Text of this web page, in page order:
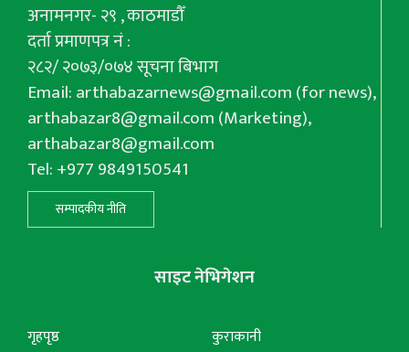
अनामनगर- २९ , काठमाडौँ
दर्ता प्रमाणपत्र नं :
२८२/ २०७३/०७४ सूचना बिभाग
Email:arthabazarnews@gmail.com(for news),
arthabazar8@gmail.com(Marketing),
arthabazar8@gmail.com
Tel: +977 9849150541
सम्पादकीय नीति
साइट नेभिगेशन
गृहपृष्ठ कुराकानी